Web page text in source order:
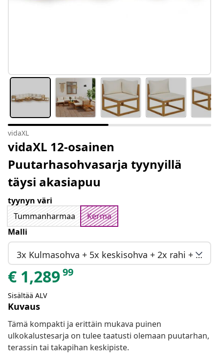
vidaXL
vidaXL 12-osainen
Puutarhasohvasarja tyynyillä
täysi akasiapuu
tyynyn väri
Tummanharmaa
Kerma
Malli
3x Kulmasohva + 5x keskisohva + 2x rahi + 2x Pöytä (Ei Varastossa)
€ 1,28999
Sisältää ALV
Kuvaus
Tämä kompakti ja erittäin mukava puinen
ulkokalustesarja on tulee taatusti olemaan puutarhan,
terassin tai takapihan keskipiste.